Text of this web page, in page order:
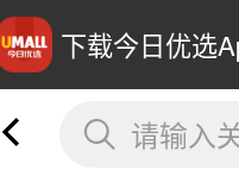
下载今日优选
请输入